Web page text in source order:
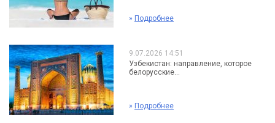
» Подробнее
9.07.2026 14:51
Узбекистан: направление, которое
белорусские...
» Подробнее